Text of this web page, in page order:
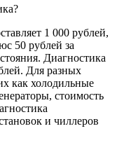
1 000 рублей,
50 рублей за
Диагностика
Для разных
как холодильные
стоимость
и чиллеров